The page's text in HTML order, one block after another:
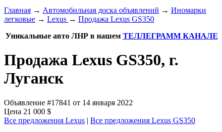
Главная → Автомобильная доска объявлений → Иномарки
легковые → Lexus → Продажа Lexus GS350
Уникальные авто ЛНР в нашем ТЕЛЛЕГРАММ КАНАЛЕ
Продажа Lexus GS350, г.
Луганск
Объявление #17841 от 14 января 2022
Цена 21 000 $
Все предложения Lexus | Все предложения Lexus GS350